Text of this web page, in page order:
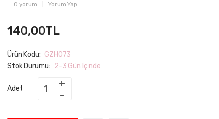
0 yorum Yorum Yap
140,00TL
Ürün Kodu: GZH073
Stok Durumu: 2-3 Gün Içinde
Adet